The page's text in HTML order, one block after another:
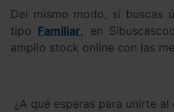
Del mismo modo, si buscas
tipo Familiar, en
amplio stock online con las
¿A qué esperas para unirte